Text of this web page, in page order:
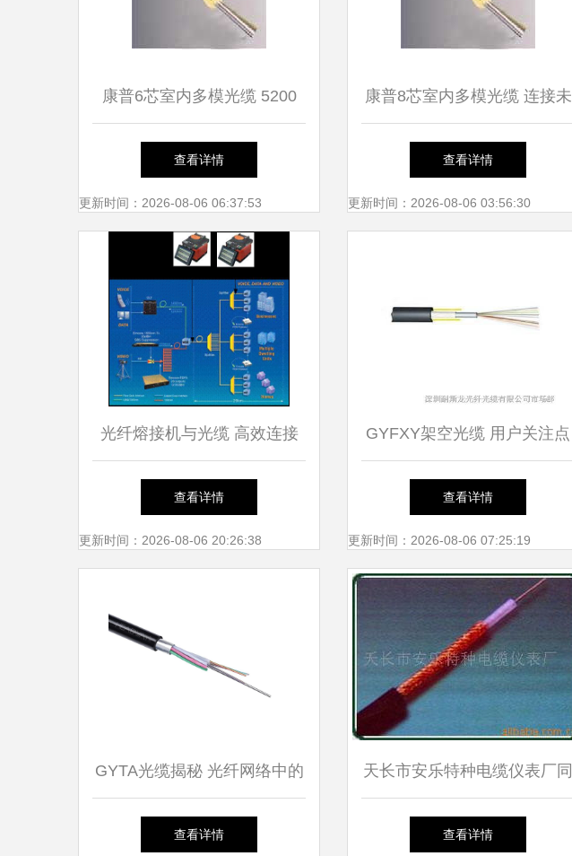
康普6芯室内多模光缆 5200
006A MRSL 详尽解析与应用
指南
查看详情
更新时间：2026-08-06 06:37:53
康普8芯室内多模光缆 连接未
来的隐形脉络
查看详情
更新时间：2026-08-06 03:56:30
光纤熔接机与光缆 高效连接
的技术护航者
查看详情
更新时间：2026-08-06 20:26:38
GYFXY架空光缆 用户关注点
解读与市场定价概述
查看详情
更新时间：2026-08-06 07:25:19
GYTA光缆揭秘 光纤网络中的
明星产品
查看详情
天长市安乐特种电缆仪表厂同
轴电缆与光缆产品列表
查看详情